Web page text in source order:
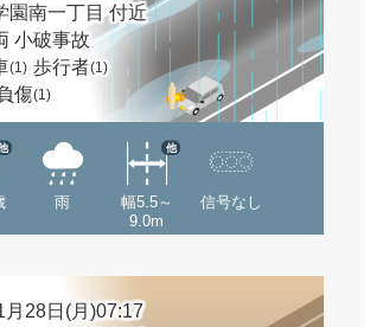
園南一丁目 付近
小破事故
(1) 歩行者(1)
傷(1)
雨
幅5.5～
9.0m
他
信号なし
月28日(月)07:17